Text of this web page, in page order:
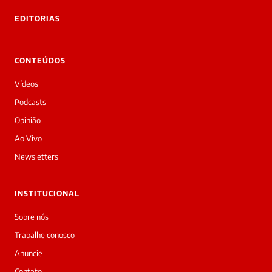
Bom
dia!
Sou
a
daqui
do
Prime.
Marcos
Eduardo
Carvalho
acabou
de
EDITORIAS
CONTEÚDOS
Vídeos
Podcasts
Opinião
Ao Vivo
Newsletters
INSTITUCIONAL
Sobre nós
Trabalhe conosco
Anuncie